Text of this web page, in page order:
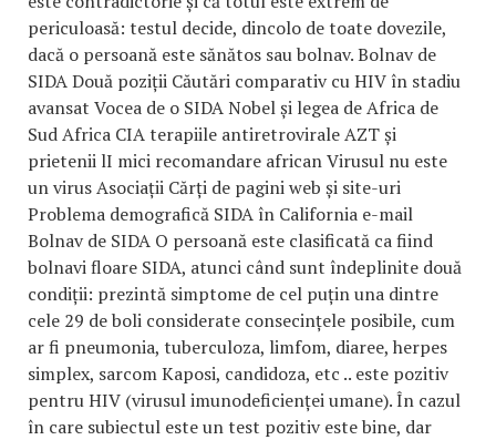
periculoasă: testul decide, dincolo de toate dovezile,
dacă o persoană este sănătos sau bolnav. Bolnav de
SIDA Două poziții Căutări comparativ cu HIV în stadiu
avansat Vocea de o SIDA Nobel și legea de Africa de
Sud Africa CIA terapiile antiretrovirale AZT și
prietenii lI mici recomandare african Virusul nu este
un virus Asociații Cărți de pagini web și site-uri
Problema demografică SIDA în California e-mail
Bolnav de SIDA O persoană este clasificată ca fiind
bolnavi floare SIDA, atunci când sunt îndeplinite două
condiții: prezintă simptome de cel puțin una dintre
cele 29 de boli considerate consecințele posibile, cum
ar fi pneumonia, tuberculoza, limfom, diaree, herpes
simplex, sarcom Kaposi, candidoza, etc .. este pozitiv
pentru HIV (virusul imunodeficienței umane). În cazul
în care subiectul este un test pozitiv este bine, dar